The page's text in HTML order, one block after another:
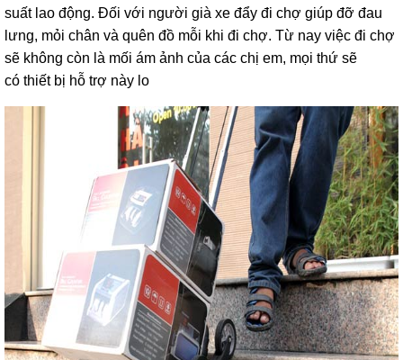
suất lao động. Đối với người già xe đẩy đi chợ giúp đỡ đau
lưng, mỏi chân và quên đồ mỗi khi đi chợ. Từ nay việc đi chợ
sẽ không còn là mối ám ảnh của các chị em, mọi thứ sẽ
có thiết bị hỗ trợ này lo